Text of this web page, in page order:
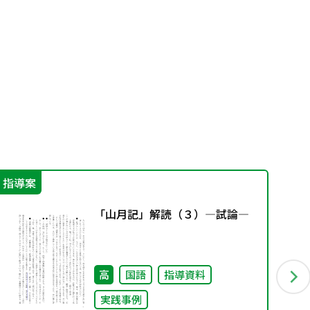
指導案
「山月記」解読（３）―試論―
高 国語
指導資料
実践事例